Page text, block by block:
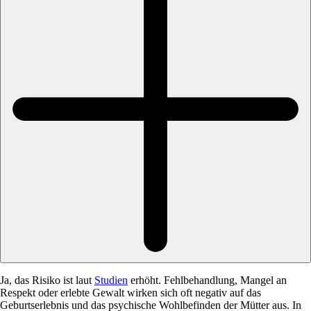
Ja, das Risiko ist laut Studien erhöht. Fehlbehandlung, Mangel an
Respekt oder erlebte Gewalt wirken sich oft negativ auf das
Geburtserlebnis und das psychische Wohlbefinden der Mütter aus. In